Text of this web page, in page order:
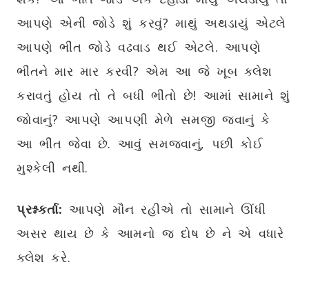
આપણે એની જોડે શું કરવું? માથું અથડાયું એટલે
આપણે ભીંત જોડે વઢવાડ થઈ એટલે. આપણે
ભીંતને માર માર કરવી? એમ આ જે ખૂબ ક્લેશ
કરાવતું હોય તો તે બધી ભીંતો છે! આમાં સામાને શું
જોવાનું? આપણે આપણી મેળે સમજી જવાનું કે
આ ભીંત જેવા છે. આવું સમજવાનું, પછી કોઈ
મુશ્કેલી નથી.
પ્રશ્નકર્તા: આપણે મૌન રહીએ તો સામાને ઊંધી
અસર થાય છે કે આમનો જ દોષ છે ને એ વધારે
ક્લેશ કરે.